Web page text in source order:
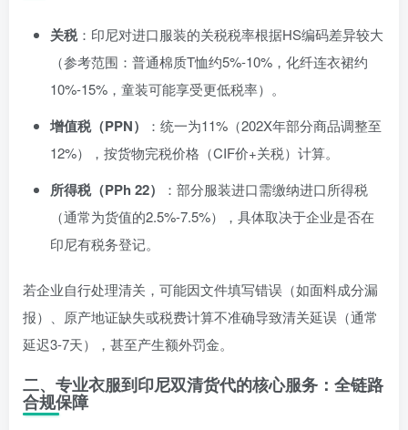
关税：印尼对进口服装的关税税率根据HS编码差异较大
（参考范围：普通棉质T恤约5%-10%，化纤连衣裙约
10%-15%，童装可能享受更低税率）。
增值税（PPN）
：统一为11%（202X年部分商品调整至
12%），按货物完税价格（CIF价+关税）计算。
所得税（PPh 22）
：部分服装进口需缴纳进口所得税
（通常为货值的2.5%-7.5%），具体取决于企业是否在
印尼有税务登记。
若企业自行处理清关，可能因文件填写错误（如面料成分漏
报）、原产地证缺失或税费计算不准确导致清关延误（通常
延迟3-7天），甚至产生额外罚金。
二、专业衣服到印尼双清货代的核心服务：全链路
合规保障